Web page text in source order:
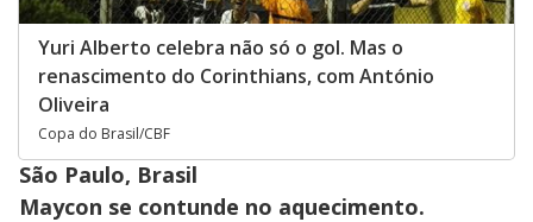
Yuri Alberto celebra não só o gol. Mas o
renascimento do Corinthians, com António
Oliveira
Copa do Brasil/CBF
São Paulo, Brasil
Maycon se contunde no aquecimento.